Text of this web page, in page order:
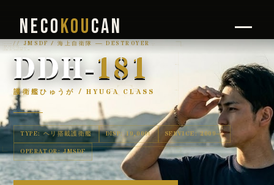
NECOKOUCAN
MODE: MARITIME PATROL
JMSDF / IHI MARINE UNITED
75%
JMSDF / 海上自衛隊 — DESTROYER
DDH-181
護衛艦ひゅうが / HYUGA CLASS
TYPE: ヘリ搭載護衛艦 DISP: 19,000t SERVICE: 2009—
OPERATOR: JMSDF